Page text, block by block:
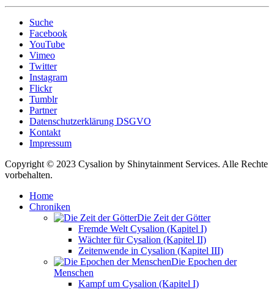
Suche
Facebook
YouTube
Vimeo
Twitter
Instagram
Flickr
Tumblr
Partner
Datenschutzerklärung DSGVO
Kontakt
Impressum
Copyright © 2023 Cysalion by Shinytainment Services. Alle Rechte
vorbehalten.
Home
Chroniken
Die Zeit der Götter
Fremde Welt Cysalion (Kapitel I)
Wächter für Cysalion (Kapitel II)
Zeitenwende in Cysalion (Kapitel III)
Die Epochen der
Menschen
Kampf um Cysalion (Kapitel I)